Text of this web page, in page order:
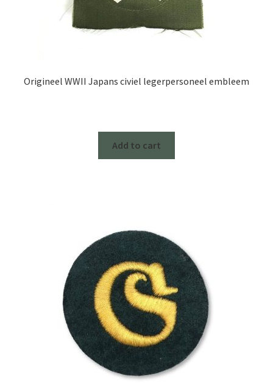
Origineel WWII Japans civiel legerpersoneel embleem
Add to cart